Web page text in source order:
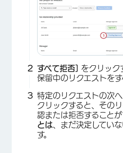
すべて拒否] をクリック
保留中のリクエストをす
特定のリクエストの次
クリックすると、その
認または拒否することが
とは 、まだ決定してい
す。